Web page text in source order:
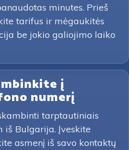
minutes. Prieš
tarifus ir mėgaukitės
be jokio galiojimo laiko
į
numerį
tarptautiniais
iš Bulgarija. Įveskite
asmenį iš savo kontaktų